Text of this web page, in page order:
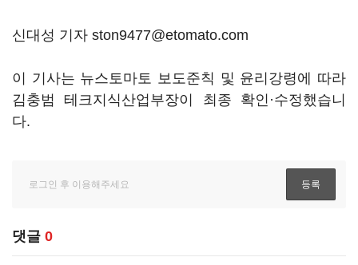
신대성 기자 ston9477@etomato.com
이 기사는 뉴스토마토 보도준칙 및 윤리강령에 따라
김충범 테크지식산업부장이 최종 확인·수정했습니
다.
댓글 0